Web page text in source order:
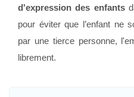
d'expression des enfants
pour éviter que l’enfant ne
par une tierce personne,
librement.